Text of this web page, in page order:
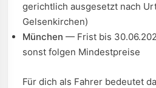
gerichtlich ausgesetzt nach
Gelsenkirchen)
München — Frist bis
sonst folgen Mindestpreise
Für dich als Fahrer bedeutet